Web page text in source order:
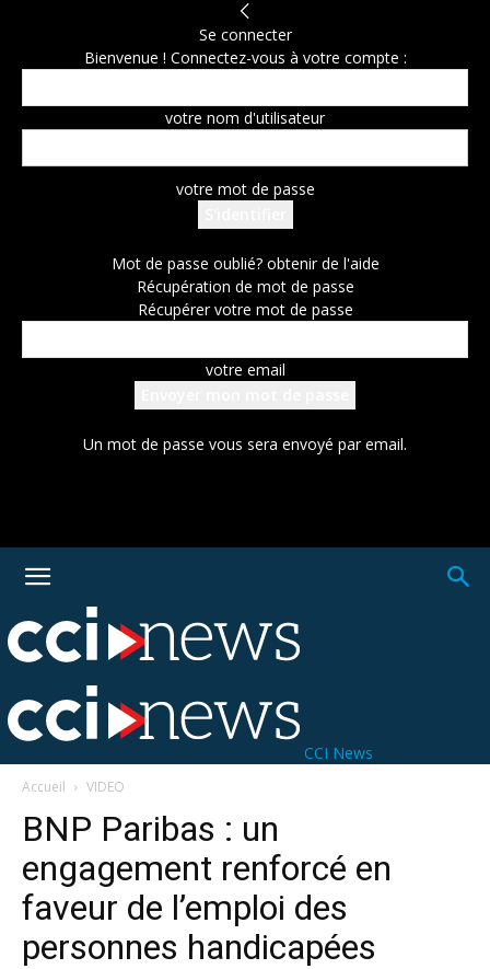
Se connecter
Bienvenue ! Connectez-vous à votre compte :
votre nom d'utilisateur
votre mot de passe
Mot de passe oublié? obtenir de l'aide
Récupération de mot de passe
Récupérer votre mot de passe
votre email
Un mot de passe vous sera envoyé par email.
CCI News
Accueil VIDEO
BNP Paribas : un
engagement renforcé en
faveur de l’emploi des
personnes handicapées